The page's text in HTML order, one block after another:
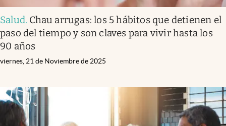
Salud. Chau arrugas: los 5 hábitos que detienen el
paso del tiempo y son claves para vivir hasta los
90 años
viernes, 21 de Noviembre de 2025